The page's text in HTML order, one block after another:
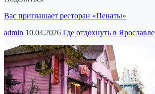
Вас приглашает ресторан «Пенаты»
admin 10.04.2026 Где отдохнуть в Ярославле